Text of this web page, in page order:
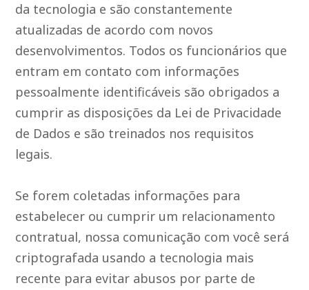
da tecnologia e são constantemente
atualizadas de acordo com novos
desenvolvimentos. Todos os funcionários que
entram em contato com informações
pessoalmente identificáveis são obrigados a
cumprir as disposições da Lei de Privacidade
de Dados e são treinados nos requisitos
legais.
Se forem coletadas informações para
estabelecer ou cumprir um relacionamento
contratual, nossa comunicação com você será
criptografada usando a tecnologia mais
recente para evitar abusos por parte de